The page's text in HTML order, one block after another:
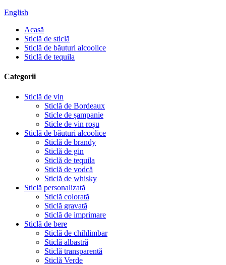
English
Acasă
Sticlă de sticlă
Sticlă de băuturi alcoolice
Sticlă de tequila
Categorii
Sticlă de vin
Sticlă de Bordeaux
Sticle de șampanie
Sticle de vin roșu
Sticlă de băuturi alcoolice
Sticlă de brandy
Sticlă de gin
Sticlă de tequila
Sticlă de vodcă
Sticlă de whisky
Sticlă personalizată
Sticlă colorată
Sticlă gravată
Sticlă de imprimare
Sticlă de bere
Sticlă de chihlimbar
Sticlă albastră
Sticlă transparentă
Sticlă Verde